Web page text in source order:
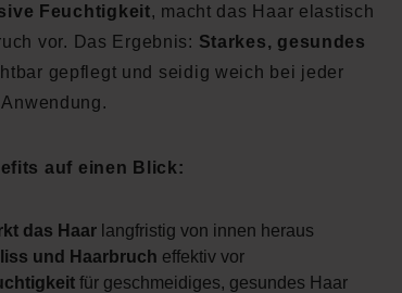
Feuchtigkeit, macht das Haar elastisch
vor. Das Ergebnis: Starkes, gesundes
gepflegt und seidig weich bei jeder
Anwendung.
auf einen Blick:
das Haarlangfristig von innen heraus
und Haarbruch effektiv vor
für geschmeidiges, gesundes Haar